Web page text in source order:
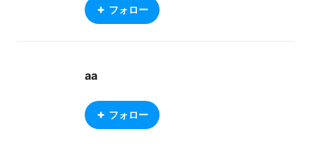
s of people. If I have the chance to fix the co
mputer, I will try to make an avatar...←The tr
ーを作成してみます。←翻訳は正確ではないか
フォロー
aa
フォロー